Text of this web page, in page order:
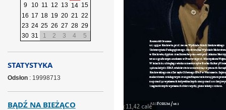
9
10 11 12 13 14 15
16 17 18 19 20 21 22
23 24 25 26 27 28 29
30 31 1 2 3 4 5
STATYSTYKA
Odsłon: 19998713
BĄDŹ NA BIEŻĄCO